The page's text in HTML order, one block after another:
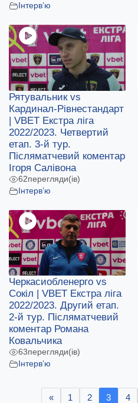
Інтерв’ю
Рятувальник vs
Кардинал-Рівнестандарт
| VBET Екстра ліга
2022/2023. Четвертий
етап. 3-й тур.
Післяматчевий коментар
Ігоря Салівона
62перегляди(ів)
Інтерв’ю
Черкасиобленерго vs
Сокіл | VBET Екстра ліга
2022/2023. Другий етап.
2-й тур. Післяматчевий
коментар Романа
Ковальчика
63перегляди(ів)
Інтерв’ю
« 1 2 3 4